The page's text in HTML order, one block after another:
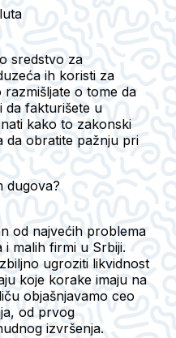
sredstvo za
ih koristi za
o tome da
da fakturišete u
kako to zakonski
da obratite pažnju pri
dugova?
od najvećih problema
malih firmi u Srbiji.
ugroziti likvidnost
koje korake imaju na
objašnjavamo ceo
od prvog
izvršenja.